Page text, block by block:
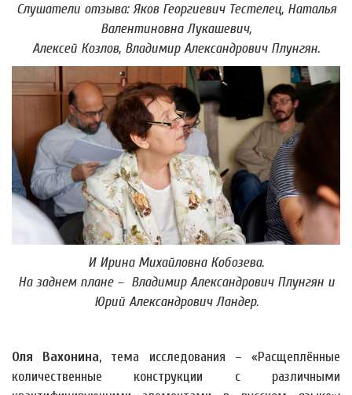
Слушатели отзыва: Яков Георгиевич Тестелец, Наталья
Валентиновна Лукашевич,
Алексей Козлов, Владимир Александрович Плунгян.
И Ирина Михайловна Кобозева.
На заднем плане – Владимир Александрович Плунгян и
Юрий Александрович Ландер.
Оля Вахонина, тема исследования – «Расщеплённые
количественные конструкции с различными